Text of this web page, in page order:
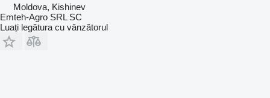
Moldova, Kishinev
Emteh-Agro SRL SC
Luați legătura cu vânzătorul